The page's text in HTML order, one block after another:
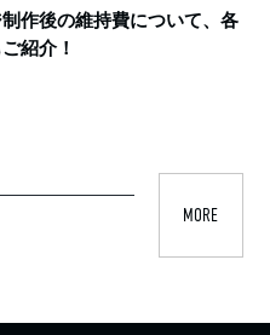
作後の維持費について、各
紹介！
MORE